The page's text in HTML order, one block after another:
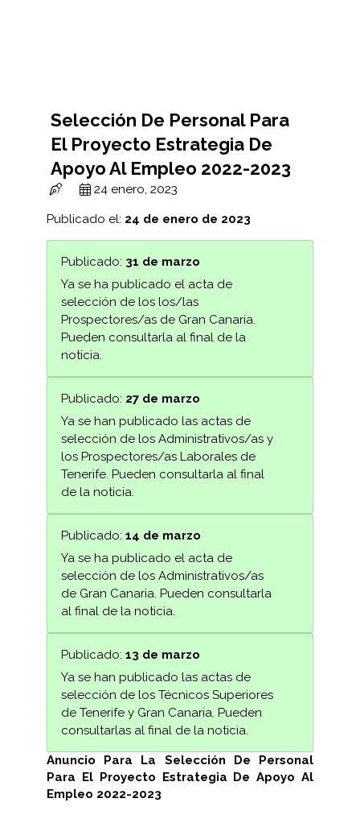
Selección De Personal Para
El Proyecto Estrategia De
Apoyo Al Empleo 2022-2023
24 enero, 2023
Publicado el: 24 de enero de 2023
Publicado: 31 de marzo
Ya se ha publicado el acta de
selección de los los/las
Prospectores/as de Gran Canaria.
Pueden consultarla al final de la
noticia.
Publicado: 27 de marzo
Ya se han publicado las actas de
selección de los Administrativos/as y
los Prospectores/as Laborales de
Tenerife. Pueden consultarla al final
de la noticia.
Publicado:14 de marzo
Ya se ha publicado el acta de
selección de los Administrativos/as
de Gran Canaria. Pueden consultarla
al final de la noticia.
Publicado:13 de marzo
Ya se han publicado las actas de
selección de los Técnicos Superiores
de Tenerife y Gran Canaria. Pueden
consultarlas al final de la noticia.
Anuncio Para La Selección De Personal
Para El Proyecto Estrategia De Apoyo Al
Empleo 2022-2023